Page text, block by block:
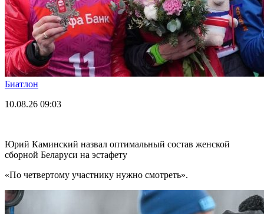
Биатлон
10.08.26 09:03
Юрий Каминский назвал оптимальный состав женской
сборной Беларуси на эстафету
«По четвертому участнику нужно смотреть».